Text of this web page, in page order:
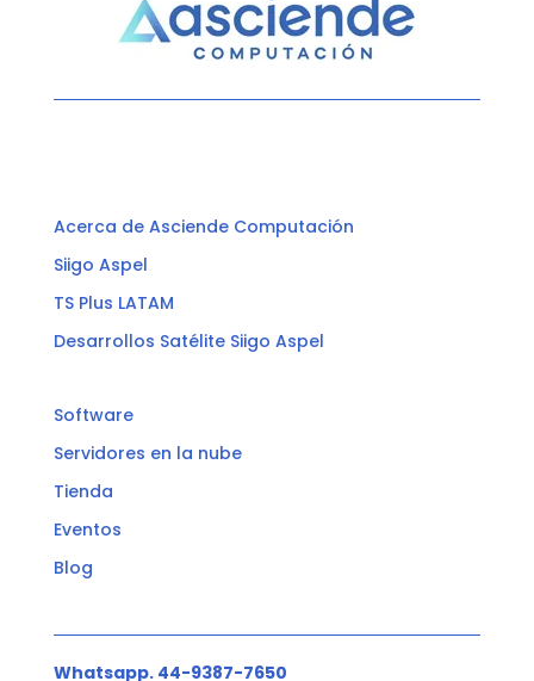
Acerca de Asciende Computación
Siigo Aspel
TS Plus LATAM
Desarrollos Satélite Siigo Aspel
Software
Servidores en la nube
Tienda
Eventos
Blog
Whatsapp. 44-9387-7650